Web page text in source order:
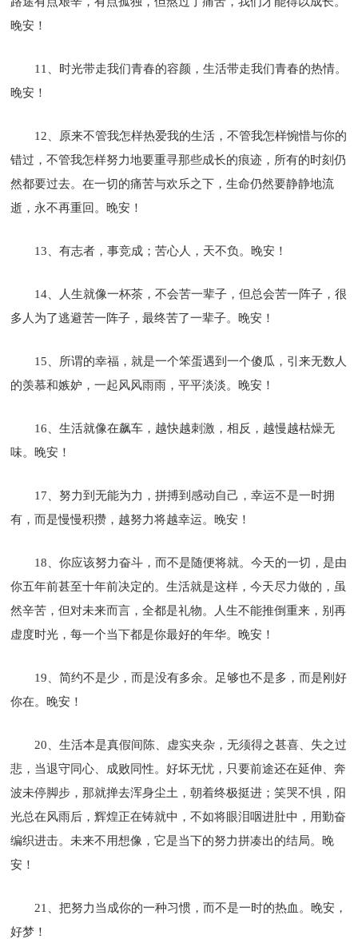
晚安！
11、时光带走我们青春的容颜，生活带走我们青春的热情。
晚安！
12、原来不管我怎样热爱我的生活，不管我怎样惋惜与你的
错过，不管我怎样努力地要重寻那些成长的痕迹，所有的时刻仍
然都要过去。在一切的痛苦与欢乐之下，生命仍然要静静地流
逝，永不再重回。晚安！
13、有志者，事竞成；苦心人，天不负。晚安！
14、人生就像一杯茶，不会苦一辈子，但总会苦一阵子，很
多人为了逃避苦一阵子，最终苦了一辈子。晚安！
15、所谓的幸福，就是一个笨蛋遇到一个傻瓜，引来无数人
的羡慕和嫉妒，一起风风雨雨，平平淡淡。晚安！
16、生活就像在飙车，越快越刺激，相反，越慢越枯燥无
味。晚安！
17、努力到无能为力，拼搏到感动自己，幸运不是一时拥
有，而是慢慢积攒，越努力将越幸运。晚安！
18、你应该努力奋斗，而不是随便将就。今天的一切，是由
你五年前甚至十年前决定的。生活就是这样，今天尽力做的，虽
然辛苦，但对未来而言，全都是礼物。人生不能推倒重来，别再
虚度时光，每一个当下都是你最好的年华。晚安！
19、简约不是少，而是没有多余。足够也不是多，而是刚好
你在。晚安！
20、生活本是真假间陈、虚实夹杂，无须得之甚喜、失之过
悲，当退守同心、成败同性。好坏无忧，只要前途还在延伸、奔
波未停脚步，那就掸去浑身尘土，朝着终极挺进；笑哭不惧，阳
光总在风雨后，辉煌正在铸就中，不如将眼泪咽进肚中，用勤奋
编织进击。未来不用想像，它是当下的努力拼凑出的结局。晚
安！
21、把努力当成你的一种习惯，而不是一时的热血。晚安，
好梦！